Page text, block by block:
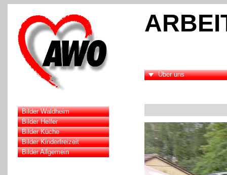
Über uns
Bilder Waldheim
Bilder Helfer
Bilder Küche
Bilder Kinderfreizeit
Bilder Allgemein